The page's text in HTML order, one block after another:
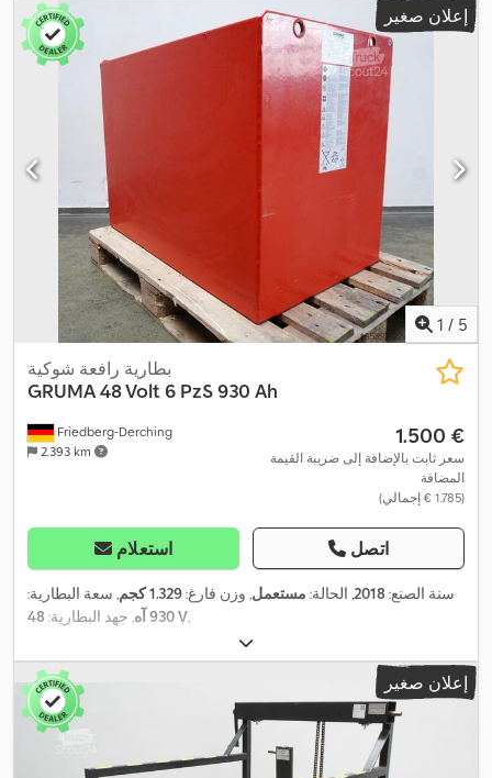
إعلان صغير
1 / 5
Friedberg-Derching
2.393 km
بطارية رافعة شوكية
GRUMA48 Volt 6 PzS 930 Ah
‏1.500 €
سعر ثابت بالإضافة إلى ضريبة القيمة
المضافة
(‏1.785 € إجمالي)
استعلام اتصل
سنة الصنع:2018, الحالة: مستعمل, وزن فارغ:1.329 كجم
, سعة البطارية:
930 آه
, جهد البطارية: 48 V,
إعلان صغير